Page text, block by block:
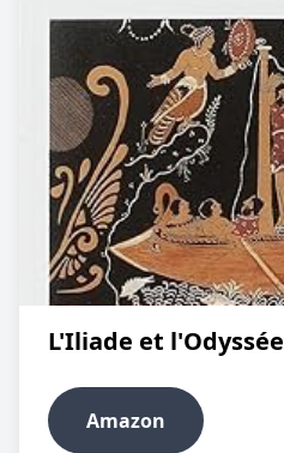
L'Iliade et l'Odyssée
Amazon